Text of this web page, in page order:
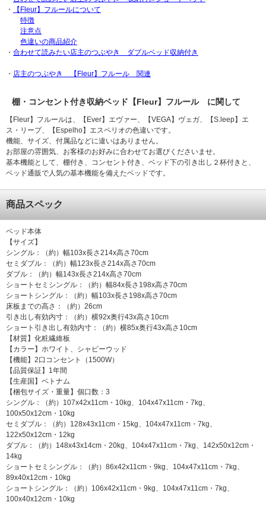
・
【Fleur】フルールについて
特徴
注意点
色違いの商品紹介
・ 合わせて読みたい店主のつぶやき ダブルベッド収納付き
・ 店主のつぶやき 【Fleur】フルール 関連
棚・コンセント付き収納ベッド【Fleur】フルール に関して
【Fleur】フルールは、【Ever】エヴァー、【VEGA】ヴェガ、【S.leep】エ
ス・リープ、【Espelho】エスペリオの色違いです。
機能、サイズ、付属品などに違いはありません。
お部屋の雰囲気、お客様のお好みに合わせてお選びくださいませ。
基本機能として、棚付き、コンセント付き、ベッド下の引き出し２杯付きと、
ベッド通販で人気の基本機能を備えたベッドです。
商品スペック
ベッド本体
【サイズ】
シングル：（約）幅103x長さ214x高さ70cm
セミダブル：（約）幅123x長さ214x高さ70cm
ダブル：（約）幅143x長さ214x高さ70cm
ショートセミシングル：（約）幅84x長さ198x高さ70cm
ショートシングル：（約）幅103x長さ198x高さ70cm
床板までの高さ：（約）26cm
引き出し有効内寸：（約）横92x奥行43x高さ10cm
ショート引き出し有効内寸：（約）横85x奥行43x高さ10cm
【材質】化粧繊維板
【カラー】ホワイト、シャビーウッド
【機能】2口コンセント（1500W）
【品質保証】1年間
【生産国】ベトナム
【梱包サイズ・重量】個口数：3
シングル：（約）107x42x11cm・10kg、104x47x11cm・7kg、
100x50x12cm・10kg
セミダブル：（約）128x43x11cm・15kg、104x47x11cm・7kg、
122x50x12cm・12kg
ダブル：（約）148x43x14cm・20kg、104x47x11cm・7kg、142x50x12cm・
14kg
ショートセミシングル：（約）86x42x11cm・9kg、104x47x11cm・7kg、
89x40x12cm・10kg
ショートシングル：（約）106x42x11cm・9kg、104x47x11cm・7kg、
100x40x12cm・10kg